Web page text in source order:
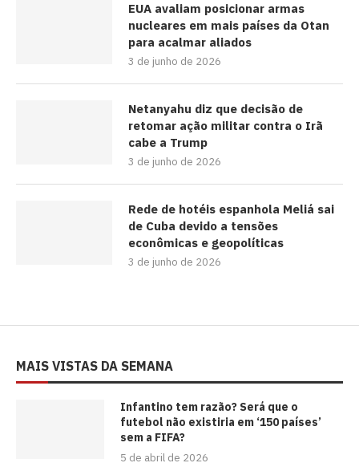
EUA avaliam posicionar armas
nucleares em mais países da Otan
para acalmar aliados
3 de junho de 2026
Netanyahu diz que decisão de
retomar ação militar contra o Irã
cabe a Trump
3 de junho de 2026
Rede de hotéis espanhola Meliá sai
de Cuba devido a tensões
econômicas e geopolíticas
3 de junho de 2026
MAIS VISTAS DA SEMANA
⁠Infantino tem razão? Será que o
futebol não existiria em ‘150 países’
sem a FIFA?
5 de abril de 2026